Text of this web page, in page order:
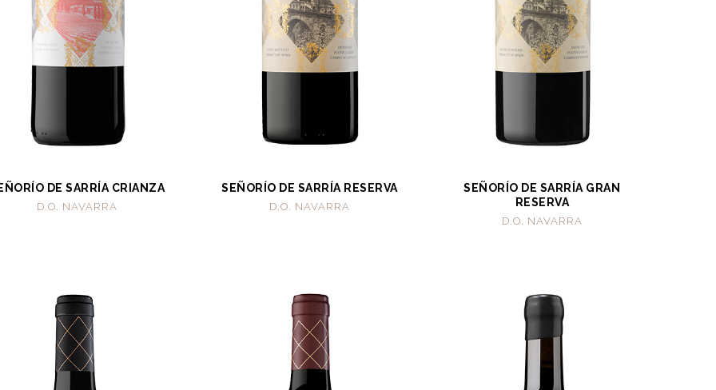
DE SARRÍA CRIANZA
D.O. NAVARRA
SEÑORÍO DE SARRÍA RESERVA
D.O. NAVARRA
SEÑORÍO DE SARRÍA GRAN
RESERVA
D.O. NAVARRA